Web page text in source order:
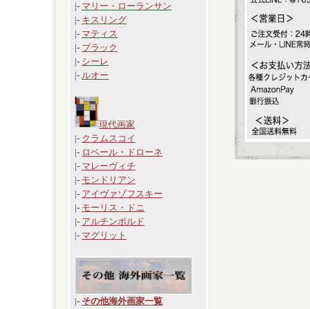
|- マリー・ローランサン
|- キスリング
|- マティス
|- ブラック
|- シーレ
|- ルオー
現代画家
|- クラムスコイ
|- ロベール・ドローネ
|- マレーヴィチ
|- モンドリアン
|- アイヴァゾフスキー
|- モーリス・ドニ
|- アルチンボルド
|- マグリット
|- その他海外画家一覧